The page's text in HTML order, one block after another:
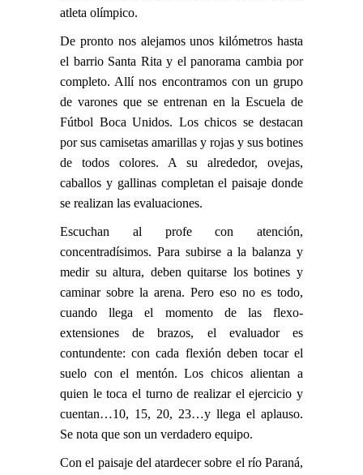
atleta olímpico.
De pronto nos alejamos unos kilómetros hasta
el barrio Santa Rita y el panorama cambia por
completo. Allí nos encontramos con un grupo
de varones que se entrenan en la Escuela de
Fútbol Boca Unidos. Los chicos se destacan
por sus camisetas amarillas y rojas y sus botines
de todos colores. A su alrededor, ovejas,
caballos y gallinas completan el paisaje donde
se realizan las evaluaciones.
Escuchan al profe con atención,
concentradísimos. Para subirse a la balanza y
medir su altura, deben quitarse los botines y
caminar sobre la arena. Pero eso no es todo,
cuando llega el momento de las flexo-
extensiones de brazos, el evaluador es
contundente: con cada flexión deben tocar el
suelo con el mentón. Los chicos alientan a
quien le toca el turno de realizar el ejercicio y
cuentan…10, 15, 20, 23…y llega el aplauso.
Se nota que son un verdadero equipo.
Con el paisaje del atardecer sobre el río Paraná,